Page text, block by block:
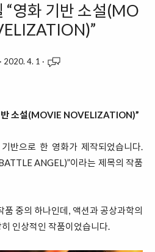
“영화 기반 소설(MO
· 2020. 4. 1 ·
반 소설(MOVIE NOVELIZATION)”
반으로 한 영화가 제작되었습니다.
ANGEL)”이라는 제목의 작품
중의 하나인데, 액션과 공상과학의
인상적인 작품이었습니다.